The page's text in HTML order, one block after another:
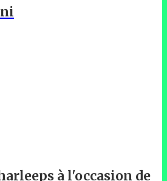
à l'occasion de